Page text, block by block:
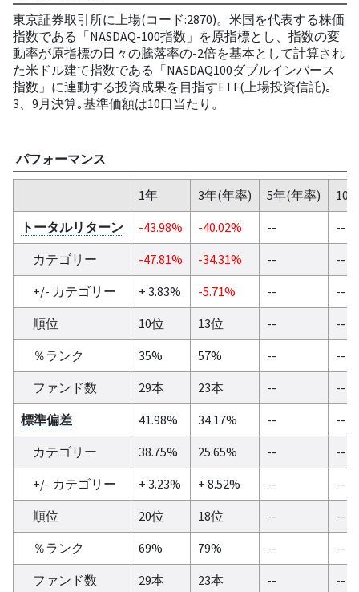
東京証券取引所に上場(コード:2870)。米国を代表する株価
指数である「NASDAQ-100指数」を原指標とし、指数の変
動率が原指標の日々の騰落率の-2倍を基本として計算され
た米ドル建て指数である「NASDAQ100ダブルインバース
指数」に連動する投資成果を目指すETF(上場投資信託)｡
3、9月決算｡基準価額は10口当たり。
パフォーマンス
1年 3年(年率) 5年(年率)
10
トータルリターン
-43.98% -40.02% --
--
カテゴリー
-47.81% -34.31% --
--
+/- カテゴリー
+ 3.83% -5.71% --
--
順位
10位 13位 --
--
％ランク
35% 57% --
--
ファンド数
29本 23本 --
--
標準偏差
41.98% 34.17% --
--
カテゴリー
38.75% 25.65% --
--
+/- カテゴリー
+ 3.23% + 8.52% --
--
順位
20位 18位 --
--
％ランク
69% 79% --
--
ファンド数
29本 23本 -- --